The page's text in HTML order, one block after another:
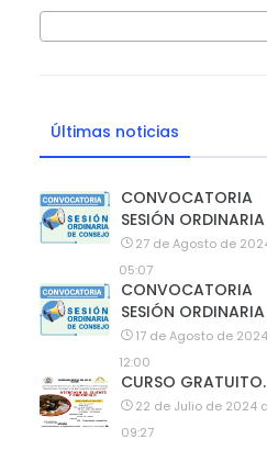
Últimas noticias
CONVOCATORIA
SESIÓN ORDINARIA
27 de Agosto de
05:07
CONVOCATORIA
SESIÓN ORDINARIA
17 de Agosto de
12:00
CURSO GRATUITO.
22 de Julio de 2024
09:27